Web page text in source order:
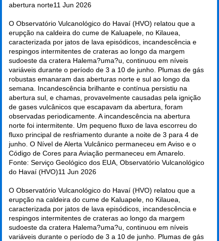
abertura norte11 Jun 2026
O Observatório Vulcanológico do Havaí (HVO) relatou que a
erupção na caldeira do cume de Kaluapele, no Kilauea,
caracterizada por jatos de lava episódicos, incandescência e
respingos intermitentes de crateras ao longo da margem
sudoeste da cratera Halema?uma?u, continuou em níveis
variáveis durante o período de 3 a 10 de junho. Plumas de gás
robustas emanaram das aberturas norte e sul ao longo da
semana. Incandescência brilhante e contínua persistiu na
abertura sul, e chamas, provavelmente causadas pela ignição
de gases vulcânicos que escapavam da abertura, foram
observadas periodicamente. A incandescência na abertura
norte foi intermitente. Um pequeno fluxo de lava escorreu do
fluxo principal de resfriamento durante a noite de 3 para 4 de
junho. O Nível de Alerta Vulcânico permaneceu em Aviso e o
Código de Cores para Aviação permaneceu em Amarelo.
Fonte: Serviço Geológico dos EUA, Observatório Vulcanológico
do Havaí (HVO)11 Jun 2026
O Observatório Vulcanológico do Havaí (HVO) relatou que a
erupção na caldeira do cume de Kaluapele, no Kilauea,
caracterizada por jatos de lava episódicos, incandescência e
respingos intermitentes de crateras ao longo da margem
sudoeste da cratera Halema?uma?u, continuou em níveis
variáveis durante o período de 3 a 10 de junho. Plumas de gás